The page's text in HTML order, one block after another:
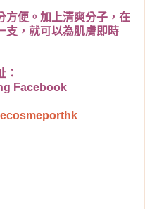
方便。加上清爽分子，在
支，就可以為肌膚即時
：
Facebook